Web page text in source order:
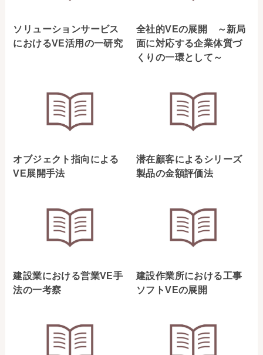
ソリューションサービス
におけるVE活用の一研究
全社的VEの展開 ～新局
面に対応する企業体質づ
くりの一環として～
オブジェクト指向による
VE展開手法
潜在顧客によるシリーズ
製品の金額評価法
建設業における営業VE手
法の一考察
建設作業所における工事
ソフトVEの展開